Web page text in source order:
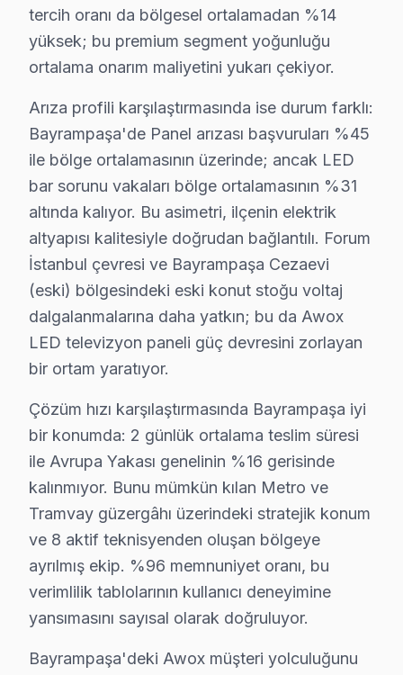
Hizmet bölgelerimiz:
• Bayrampaşa merkez ve Bayrampaşa'nin tüm
• Bayrampaşa'den komşu ilçelere hızlı erişim
Bayrampaşa'da Awox teknik desteği arıyorsanız,
Awox Televizyon Kullanım Kılavuzu –
Televizyonunuzun ömrünü kısaltan alışkanlıklardan
Teknisyen önerileri:
• Bayrampaşa'de orijinal güç kablosu ve adaptör
• Bayrampaşa'de HDMI kablolarını çekip takmadan
• Direkt güneş ışığı ve ısı kaynaklarından
• Bayrampaşa'de UPS veya gerilim regülatörü ile
• Ekran parlaklığını Bayrampaşa'de ortam ışığına
• Enerji tasarrufu için kullanmadığınızda
Bayrampaşa'da düzenli bakım ve doğru kullanım ile
Şeffaf Fiyatlandırma ve Müşteri Memnuniyeti
Servis sürecinin başından sonuna kadar şeffaf fiyat
Ücretsiz Arıza Tespiti: Bayrampaşa'de arıza tespiti
Şeffaf Fiyat Teklifi: Hangi bileşenlerin değişeceğini,
Garantili Servis Avantajı: 6 ay-2 yıl garanti ile aynı
» Basit arızalarda aynı gün servis tamamlanır.
tercih oranı da bölgesel ortalamadan %14
yüksek; bu premium segment yoğunluğu
ortalama onarım maliyetini yukarı çekiyor.
Arıza profili karşılaştırmasında ise durum farklı:
Bayrampaşa'de Panel arızası başvuruları %45
ile bölge ortalamasının üzerinde; ancak LED
bar sorunu vakaları bölge ortalamasının %31
altında kalıyor. Bu asimetri, ilçenin elektrik
altyapısı kalitesiyle doğrudan bağlantılı. Forum
İstanbul çevresi ve Bayrampaşa Cezaevi
(eski) bölgesindeki eski konut stoğu voltaj
dalgalanmalarına daha yatkın; bu da Awox
LED televizyon paneli güç devresini zorlayan
bir ortam yaratıyor.
Çözüm hızı karşılaştırmasında Bayrampaşa iyi
bir konumda: 2 günlük ortalama teslim süresi
ile Avrupa Yakası genelinin %16 gerisinde
kalınmıyor. Bunu mümkün kılan Metro ve
Tramvay güzergâhı üzerindeki stratejik konum
ve 8 aktif teknisyenden oluşan bölgeye
ayrılmış ekip. %96 memnuniyet oranı, bu
verimlilik tablolarının kullanıcı deneyimine
yansımasını sayısal olarak doğruluyor.
Bayrampaşa'deki Awox müşteri yolculuğunu